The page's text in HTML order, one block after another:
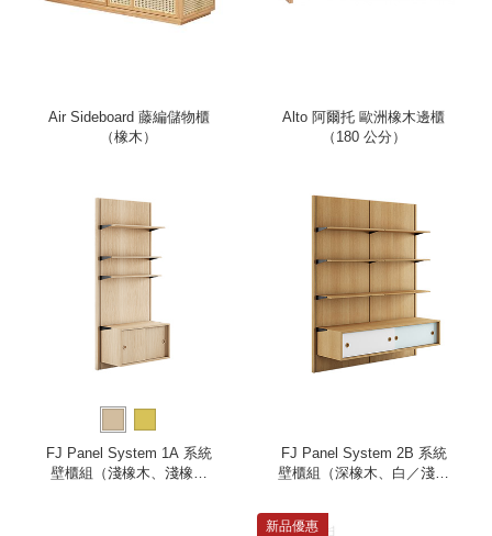
Air Sideboard 藤編儲物櫃
（橡木）
Alto 阿爾托 歐洲橡木邊櫃
（180 公分）
FJ Panel System 1A 系統
壁櫃組（淺橡木、淺橡木
FJ Panel System 2B 系統
壁櫃組（深橡木、白／淺藍
新品優惠